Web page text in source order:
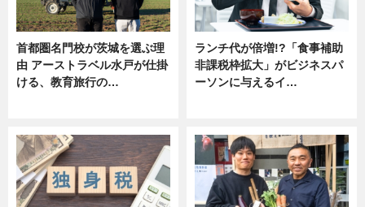
首都圏名門校が茨城を選ぶ理
由 アーストラベル水戸が仕掛
ける、教育旅行の…
ランチ代が倍増!?「食事補助
非課税枠拡大」がビジネスパ
ーソンに与えるイ…